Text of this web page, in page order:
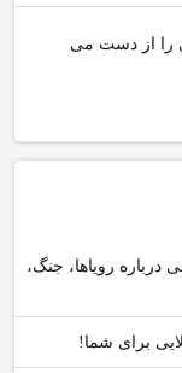
را از دست می
رویاها، جنگ،
برای شما!